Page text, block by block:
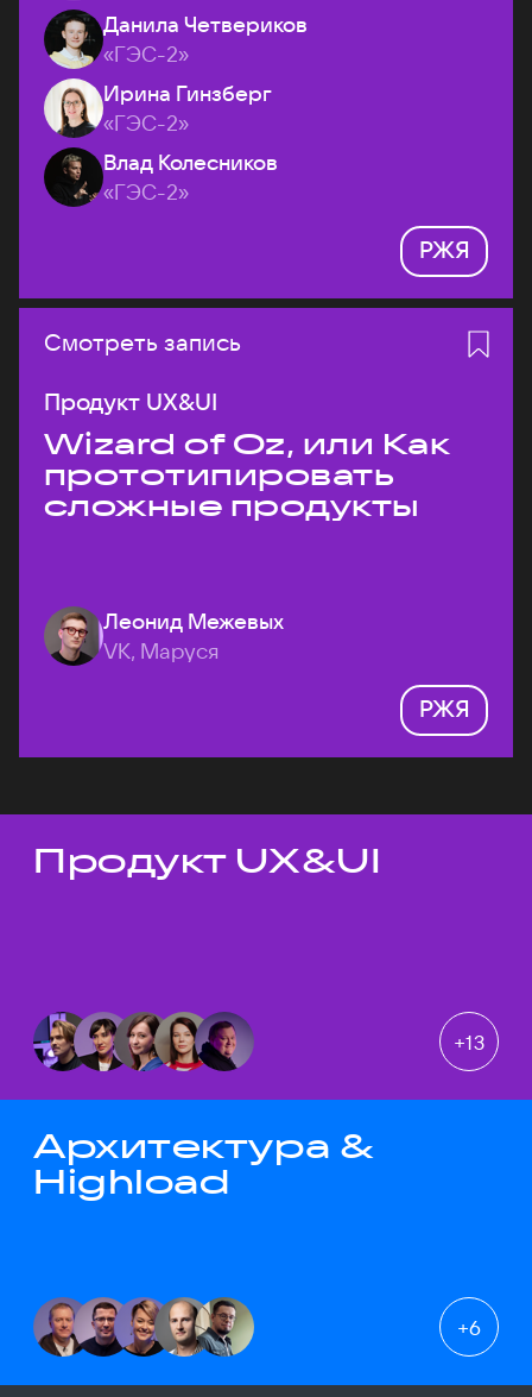
Данила Четвериков
«ГЭС-2»
Ирина Гинзберг
«ГЭС-2»
Влад Колесников
«ГЭС-2»
РЖЯ
Смотреть запись
Продукт UX&UI
Wizard of Oz, или Как
прототипировать
сложные продукты
Леонид Межевых
VK, Маруся
РЖЯ
Темы докладов
Продукт UX&UI
+13
Архитектура &
Highload
+6